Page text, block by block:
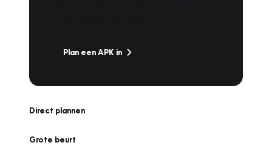
Plan een APK in
Direct plannen
Grote beurt